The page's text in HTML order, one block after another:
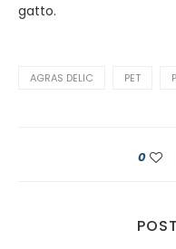
gatto.
AGRAS DELIC PET
0